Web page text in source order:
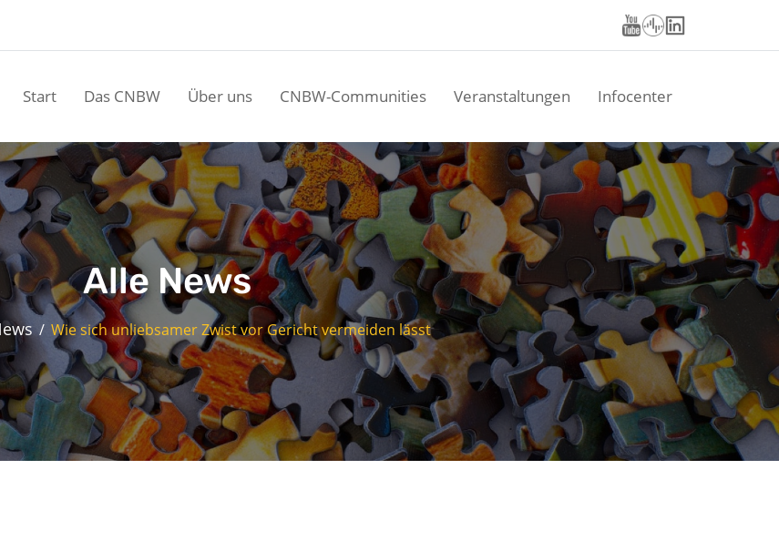
Start Das CNBW Über uns CNBW-Communities Veranstaltungen Infocenter
Alle News
Wie sich unliebsamer Zwist vor Gericht vermeiden lässt